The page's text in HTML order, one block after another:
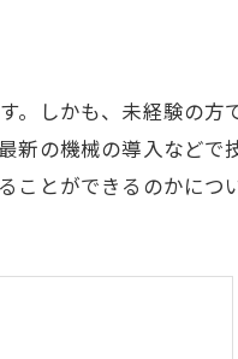
しかも、未経験の
の機械の導入など
とができるのかにつ